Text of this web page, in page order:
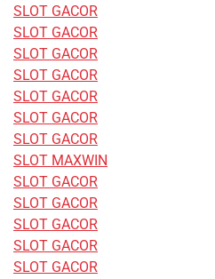
SLOT GACOR
SLOT GACOR
SLOT GACOR
SLOT GACOR
SLOT GACOR
SLOT GACOR
SLOT GACOR
SLOT MAXWIN
SLOT GACOR
SLOT GACOR
SLOT GACOR
SLOT GACOR
SLOT GACOR